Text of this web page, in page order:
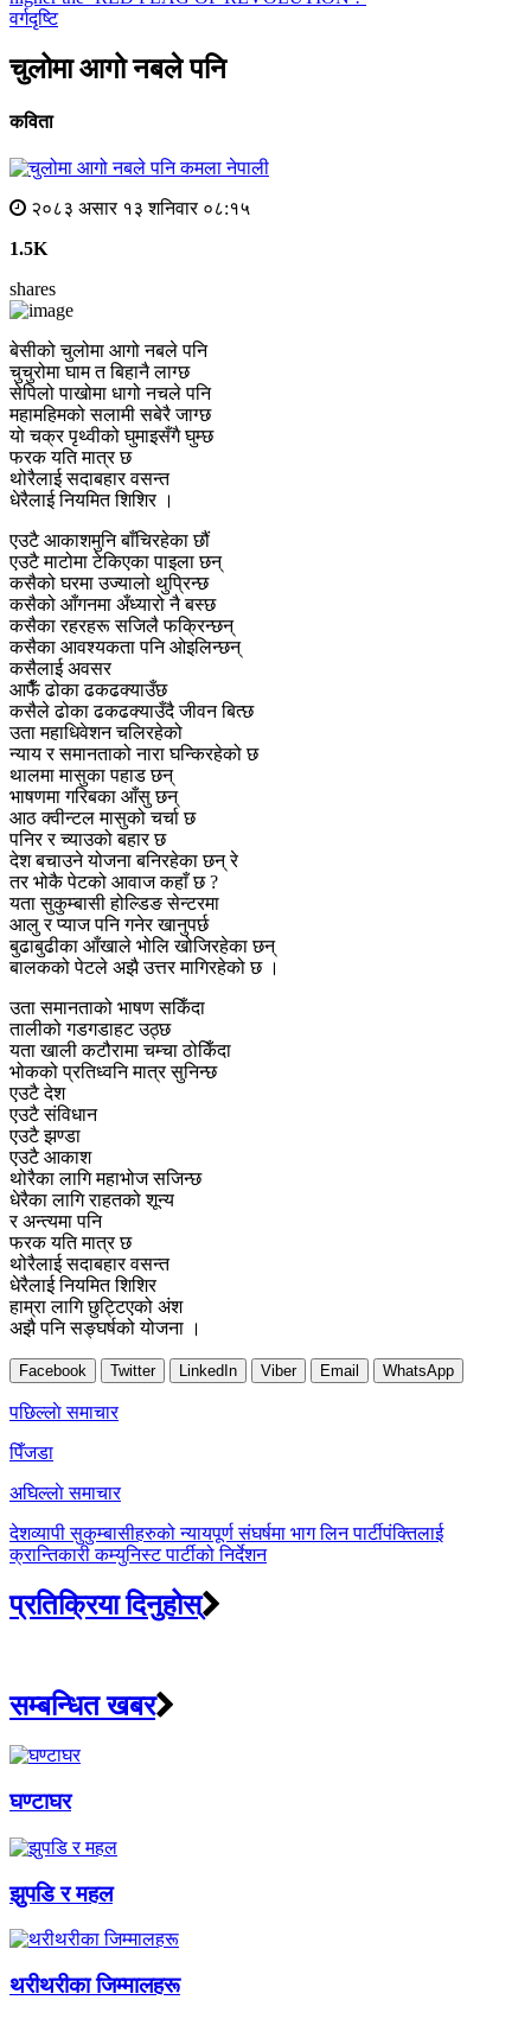
वर्गदृष्टि
चुलोमा आगो नबले पनि
कविता
कमला नेपाली
२०८३ असार १३ शनिवार ०८:१५
1.5K
shares
बेसीको चुलोमा आगो नबले पनि
चुचुरोमा घाम त बिहानै लाग्छ
सेपिलो पाखोमा धागो नचले पनि
महामहिमको सलामी सबेरै जाग्छ
यो चक्र पृथ्वीको घुमाइसँगै घुम्छ
फरक यति मात्र छ
थोरैलाई सदाबहार वसन्त
धेरैलाई नियमित शिशिर ।
एउटै आकाशमुनि बाँचिरहेका छौं
एउटै माटोमा टेकिएका पाइला छन्
कसैको घरमा उज्यालो थुप्रिन्छ
कसैको आँगनमा अँध्यारो नै बस्छ
कसैका रहरहरू सजिलै फक्रिन्छन्
कसैका आवश्यकता पनि ओइलिन्छन्
कसैलाई अवसर
आफैँ ढोका ढकढक्याउँछ
कसैले ढोका ढकढक्याउँदै जीवन बित्छ
उता महाधिवेशन चलिरहेको
न्याय र समानताको नारा घन्किरहेको छ
थालमा मासुका पहाड छन्
भाषणमा गरिबका आँसु छन्
आठ क्वीन्टल मासुको चर्चा छ
पनिर र च्याउको बहार छ
देश बचाउने योजना बनिरहेका छन् रे
तर भोकै पेटको आवाज कहाँ छ ?
यता सुकुम्बासी होल्डिङ सेन्टरमा
आलु र प्याज पनि गनेर खानुपर्छ
बुढाबुढीका आँखाले भोलि खोजिरहेका छन्
बालकको पेटले अझै उत्तर मागिरहेको छ ।
उता समानताको भाषण सकिँदा
तालीको गडगडाहट उठ्छ
यता खाली कटौरामा चम्चा ठोकिँदा
भोकको प्रतिध्वनि मात्र सुनिन्छ
एउटै देश
एउटै संविधान
एउटै झण्डा
एउटै आकाश
थोरैका लागि महाभोज सजिन्छ
धेरैका लागि राहतको शून्य
र अन्त्यमा पनि
फरक यति मात्र छ
थोरैलाई सदाबहार वसन्त
धेरैलाई नियमित शिशिर
हाम्रा लागि छुट्टिएको अंश
अझै पनि सङ्घर्षको योजना ।
Facebook Twitter LinkedIn Viber Email WhatsApp
Post
navigation
पछिल्लाे समाचार
पिँजडा
अघिल्लाे समाचार
देशव्यापी सुकुम्बासीहरुको न्यायपूर्ण संघर्षमा भाग लिन पार्टीपंक्तिलाई
क्रान्तिकारी कम्युनिस्ट पार्टीको निर्देशन
प्रतिक्रिया दिनुहोस्
सम्बन्धित खबर
घण्टाघर
झुपडि र महल
थरीथरीका जिम्मालहरू